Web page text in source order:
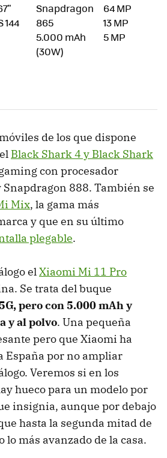
144
Snapdragon
865
5.000 mAh
(30W)
64 MP
13 MP
5 MP
de los que dispone
Black Shark 4 y Black Shark
con procesador
888. También se
Mix, la gama más
y que en su último
plegable.
elXiaomi Mi 11 Pro
Se trata del buque
pero con 5.000 mAh y
y al polvo. Una pequeña
pero que Xiaomi ha
España por no ampliar
Veremos si en los
hueco para un modelo por
insignia, aunque por debajo
hasta la segunda mitad de
lo más avanzado de la casa.